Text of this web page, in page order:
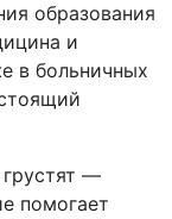
образования
и
в больничных
—
помогает